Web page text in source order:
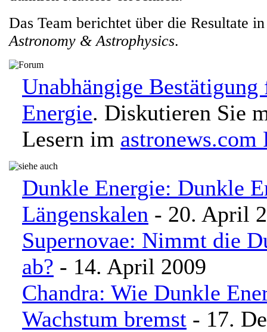
Das Team berichtet über die Resultate
Astronomy & Astrophysics.
Unabhängige
Energie. Diskutieren Sie
Lesern im astronews.com
Dunkle Energie: Dunkle
Längenskalen - 20. April
Supernovae: Nimmt die
ab? - 14. April 2009
Chandra: Wie Dunkle
Wachstum bremst - 17.